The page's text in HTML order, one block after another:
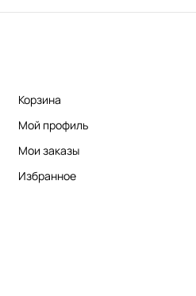
Корзина
Мой профиль
Мои заказы
Избранное